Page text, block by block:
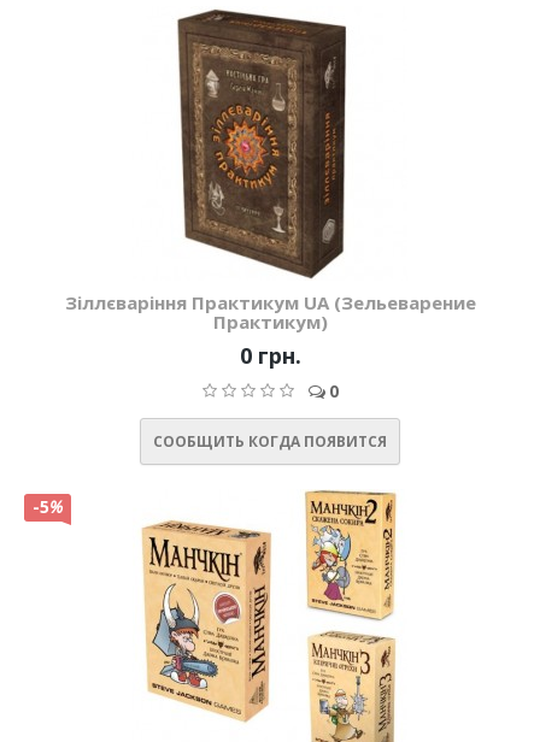
Зіллєваріння Практикум UA (Зельеварение
Практикум)
0 грн.
0
СООБЩИТЬ КОГДА ПОЯВИТСЯ
-5%